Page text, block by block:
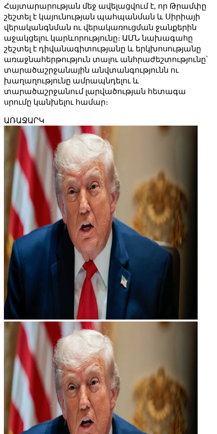
Հայտարարության մեջ ավելացվում է, որ Թրամփը
շեշտել է կայունության պահպանման և Սիրիայի
վերականգնման ու վերակառուցման ջանքերին
աջակցելու կարևորությունը։ ԱՄՆ նախագահը
շեշտել է դիվանագիտությանը և երկխոսությանը
առաջնահերթություն տալու անհրաժեշտությունը՝
տարածաշրջանային անվտանգությունն ու
խաղաղությունը ամրապնդելու և
տարածաշրջանում լարվածության հետագա
սրումը կանխելու համար։
ԱՌԱՋԱՐԿ